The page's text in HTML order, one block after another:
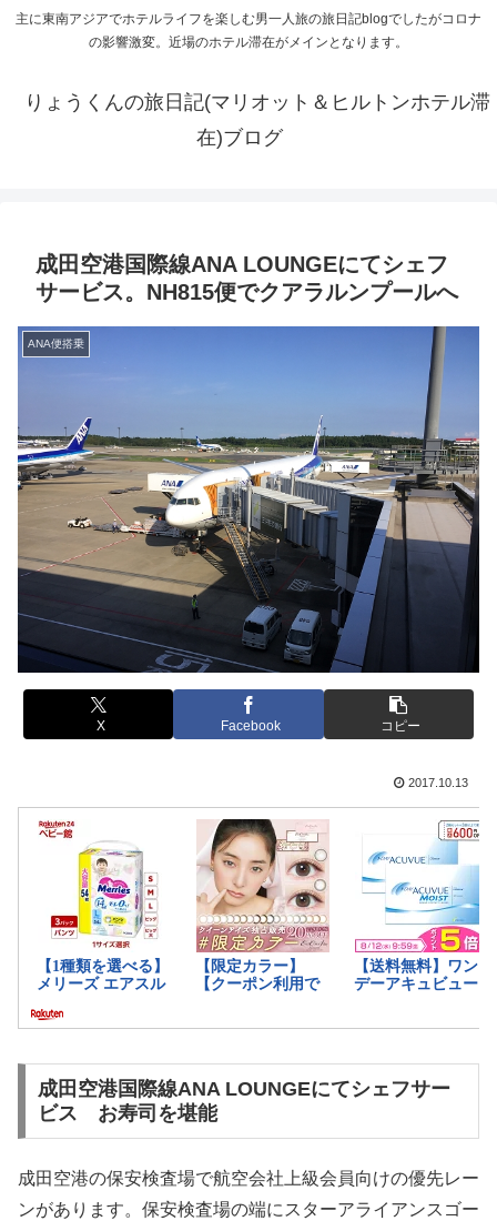
主に東南アジアでホテルライフを楽しむ男一人旅の旅日記blogでしたがコロナ
の影響激変。近場のホテル滞在がメインとなります。
りょうくんの旅日記(マリオット＆ヒルトンホテル滞
在)ブログ
成田空港国際線ANA LOUNGEにてシェフ
サービス。NH815便でクアラルンプールへ
ANA便搭乗
X Facebook コピー
2017.10.13
成田空港国際線ANA LOUNGEにてシェフサー
ビス お寿司を堪能
成田空港の保安検査場で航空会社上級会員向けの優先レー
ンがあります。保安検査場の端にスターアライアンスゴー